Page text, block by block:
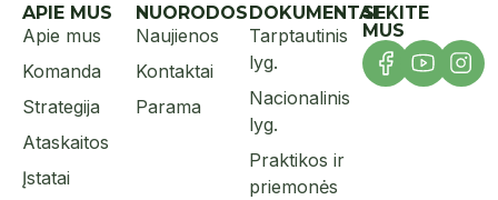
APIE MUS
Apie mus
Komanda
Strategija
Ataskaitos
Įstatai
NUORODOS
Naujienos
Kontaktai
Parama
DOKUMENTAI
Tarptautinis
lyg.
Nacionalinis
lyg.
Praktikos ir
priemonės
SEKITE
MUS